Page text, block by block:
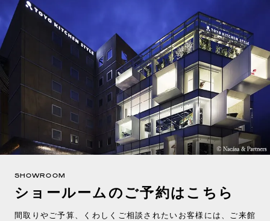
SHOWROOM
ショールームのご予約はこちら
間取りやご予算、くわしくご相談されたいお客様には、ご来館